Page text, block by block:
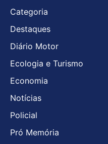
Categoria
Destaques
Diário Motor
Ecologia e Turismo
Economia
Notícias
Policial
Pró Memória